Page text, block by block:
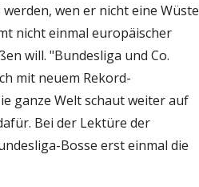
wen er nicht eine Wüste
nicht einmal europäischer
will. "Bundesliga und Co.
mit neuem Rekord-
ganze Welt schaut weiter auf
Bei der Lektüre der
Bosse erst einmal die